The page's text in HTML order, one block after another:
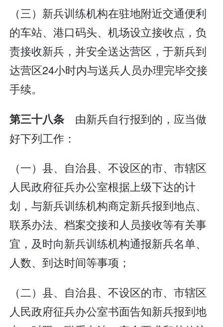
（三）新兵训练机构在驻地附近交通便利
的车站、港口码头、机场设立接收点，负
责接收新兵，并安全送达营区，于新兵到
达营区24小时内与送兵人员办理完毕交接
手续。
第三十八条 由新兵自行报到的，应当做
好下列工作：
（一）县、自治县、不设区的市、市辖区
人民政府征兵办公室根据上级下达的计
划，与新兵训练机构商定新兵报到地点、
联系办法、档案交接和人员接收等有关事
宜，及时向新兵训练机构通报新兵名单、
人数、到达时间等事项；
（二）县、自治县、不设区的市、市辖区
人民政府征兵办公室书面告知新兵报到地